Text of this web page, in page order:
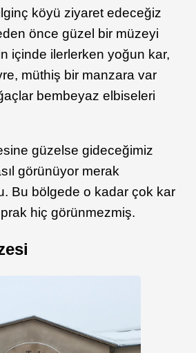
köyü ziyaret edeceğiz
önce güzel bir müzeyi
içinde ilerlerken yoğun kar,
müthiş bir manzara var
bembeyaz elbiseleri
güzelse gideceğimiz
görünüyor merak
Bu bölgede o kadar çok kar
hiç görünmezmiş.